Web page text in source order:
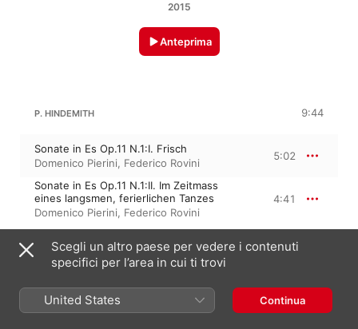
2015
Anteprima
P. HINDEMITH 9:44
Sonate in Es Op.11 N.1:I. Frisch
Domenico Pierini, Federico Rovini
5:02
Sonate in Es Op.11 N.1:II. Im Zeitmass
eines langsmen, ferierlichen Tanzes
Domenico Pierini, Federico Rovini
4:41
PAUL HINDEMITH
Sonata per arpa
Sonate in C (1939):I. Lebhaft
Domenico Pierini, Federico Rovini
2:15
Scegli un altro paese per vedere i contenuti
specifici per l’area in cui ti trovi
United States Continua